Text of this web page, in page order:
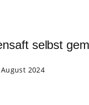
selbst
2024